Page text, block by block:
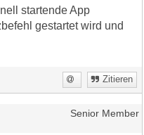
startende App
gestartet wird und
Zitieren
Senior Member